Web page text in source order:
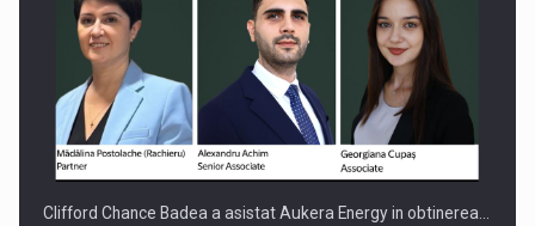
Clifford Chance Badea a asistat Aukera Energy in obtinerea…